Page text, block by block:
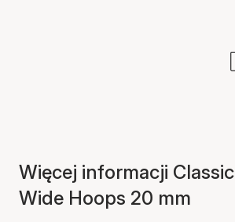
Więcej informacji Classic
Wide Hoops 20 mm